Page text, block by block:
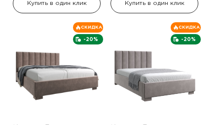
Купить в один клик Купить в один клик
-20%
СКИДКА
-20%
СКИДКА